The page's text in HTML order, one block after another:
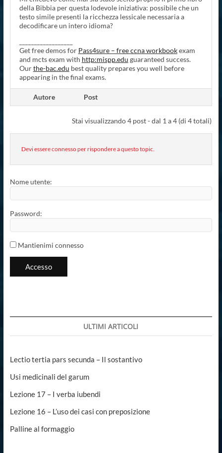
della Bibbia per questa lodevole iniziativa: possibile che un
testo simile presenti la ricchezza lessicale necessaria a
decodificare un intero idioma?
Get free demos for Pass4sure – free ccna workbookexam
and mcts exam with http:mispp.edu guaranteed success.
Ourthe-bac.edu best quality prepares you well before
appearing in the final exams.
Autore Post
Stai visualizzando 4 post - dal 1 a 4 (di 4 totali)
Devi essere connesso per rispondere a questo topic.
Nome utente:
Password:
Mantienimi connesso
Accesso
ULTIMI ARTICOLI
Lectio tertia pars secunda – Il sostantivo
Usi medicinali del garum
Lezione 17 – I verba iubendi
Lezione 16 – L’uso dei casi con preposizione
Palline al formaggio